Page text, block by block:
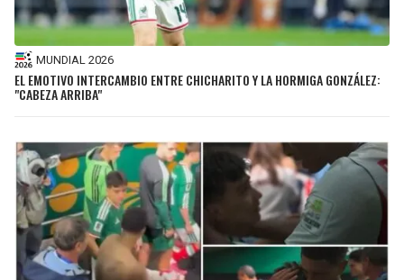
MUNDIAL 2026
EL EMOTIVO INTERCAMBIO ENTRE CHICHARITO Y LA HORMIGA GONZÁLEZ:
"CABEZA ARRIBA"